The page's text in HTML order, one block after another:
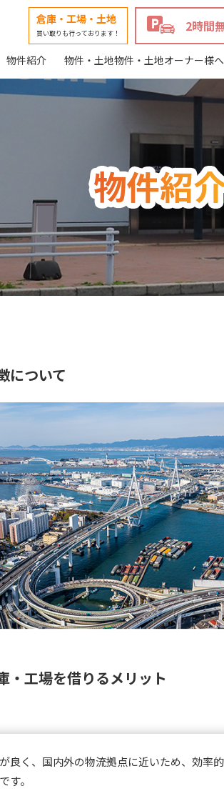
倉庫・工場・土地
買い取りも行っております！ 2時間
物件紹介 物件・土地物件・土地オーナー様へ
について
・工場を借りるメリット
良く、国内外の物流拠点に近いため、効率
す。